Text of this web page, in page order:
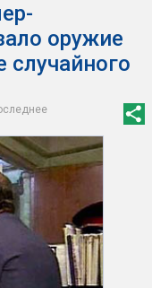
оружие
случайного